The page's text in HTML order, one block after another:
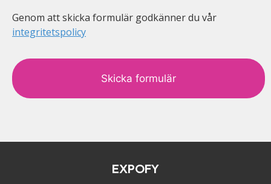
Genom att skicka formulär godkänner du vår
integritetspolicy
a
p
t
EXPOFY